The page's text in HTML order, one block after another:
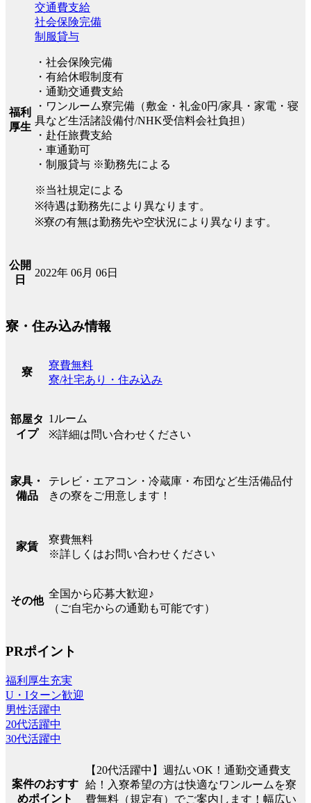
福利
厚生
交通費支給
社会保険完備
制服貸与
・社会保険完備
・有給休暇制度有
・通勤交通費支給
・ワンルーム寮完備（敷金・礼金0円/家具・家電・寝
具など生活諸設備付/NHK受信料会社負担）
・赴任旅費支給
・車通勤可
・制服貸与 ※勤務先による
※当社規定による
※待遇は勤務先により異なります。
※寮の有無は勤務先や空状況により異なります。
公開
日
2022年 06月 06日
寮・住み込み情報
寮
寮費無料
寮/社宅あり・住み込み
部屋タ
イプ
1ルーム
※詳細は問い合わせください
家具・
備品
テレビ・エアコン・冷蔵庫・布団など生活備品付
きの寮をご用意します！
家賃
寮費無料
※詳しくはお問い合わせください
その他
全国から応募大歓迎♪
（ご自宅からの通勤も可能です）
PRポイント
福利厚生充実
U・Iターン歓迎
男性活躍中
20代活躍中
30代活躍中
案件のおすす
めポイント
【20代活躍中】週払いOK！通勤交通費支
給！入寮希望の方は快適なワンルームを寮
費無料（規定有）でご案内します！幅広い